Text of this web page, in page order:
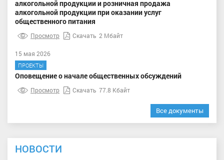
алкогольной продукции и розничная продажа
алкогольной продукции при оказании услуг
общественного питания
Просмотр Скачать 2 Мбайт
15 мая 2026
ПРОЕКТЫ
Оповещение о начале общественных обсуждений
Просмотр Скачать 77.8 Кбайт
Все документы
НОВОСТИ